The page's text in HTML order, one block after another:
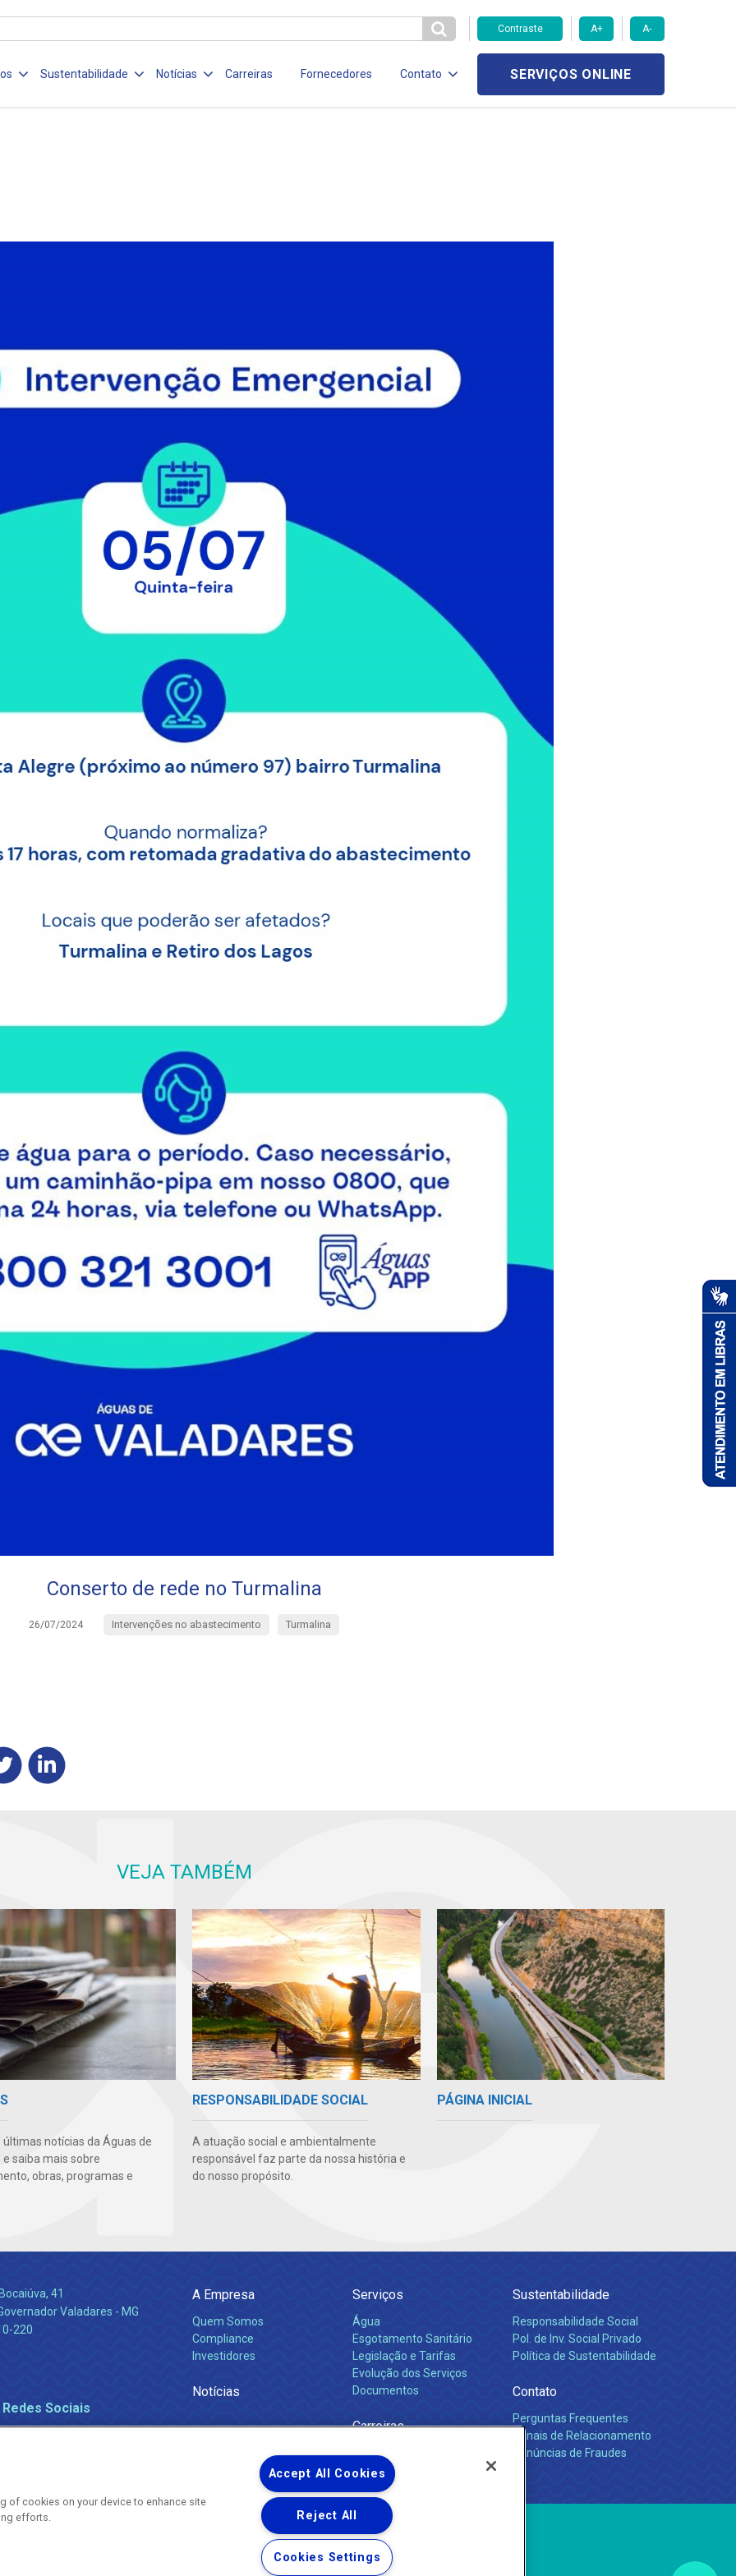
Contraste A+ A-
Sustentabilidade Notícias Carreiras Fornecedores Contato SERVIÇOS ONLINE
Conserto de rede no Turmalina
26/07/2024 Intervenções no abastecimento Turmalina
VEJA TAMBÉM
últimas notícias da Águas de
saiba mais sobre
obras, programas e
RESPONSABILIDADE SOCIAL
A atuação social e ambientalmente
responsável faz parte da nossa história e
do nosso propósito.
PÁGINA INICIAL
41
Valadares - MG
220
Sociais
A Empresa
Quem Somos
Compliance
Investidores
Notícias
Serviços
Água
Esgotamento Sanitário
Legislação e Tarifas
Evolução dos Serviços
Documentos
Carreiras
Sustentabilidade
Responsabilidade Social
Pol. de Inv. Social Privado
Política de Sustentabilidade
Contato
Perguntas Frequentes
Canais de Relacionamento
Denúncias de Fraudes
Copyright ® 2026 - Todos os Direitos Reservados.
of cookies on your device to enhance site
efforts.
Accept All Cookies
Reject All
Cookies Settings